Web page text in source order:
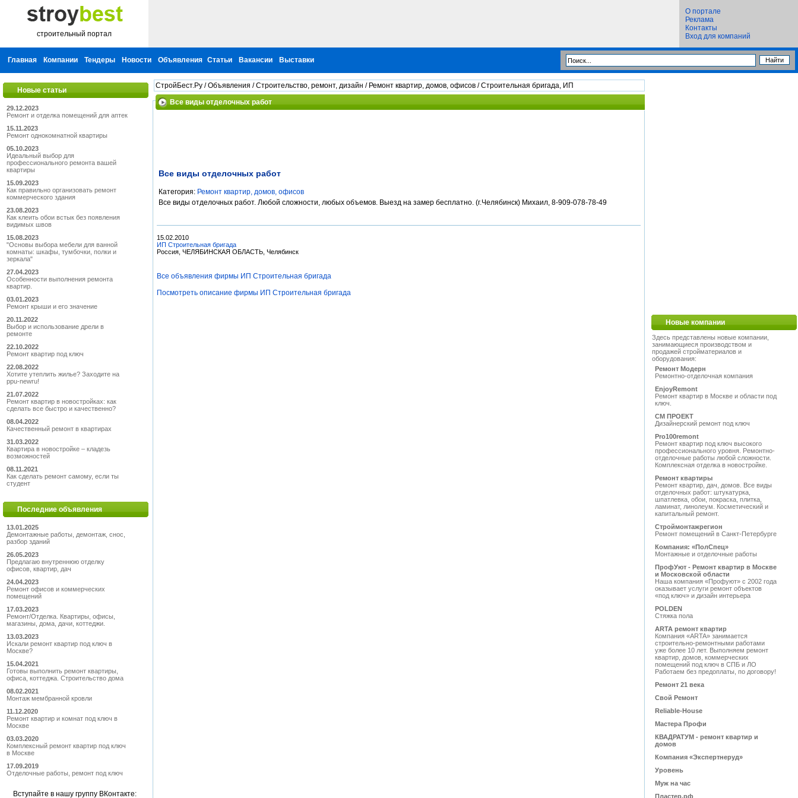
строительный портал
О портале
Реклама
Контакты
Вход для компаний
Главная Компании Тендеры Новости Объявления Статьи Вакансии Выставки
Новые статьи
29.12.2023
Ремонт и отделка помещений для аптек
15.11.2023
Ремонт однокомнатной квартиры
05.10.2023
Идеальный выбор для
профессионального ремонта вашей
квартиры
15.09.2023
Как правильно организовать ремонт
коммерческого здания
23.08.2023
Как клеить обои встык без появления
видимых швов
15.08.2023
"Основы выбора мебели для ванной
комнаты: шкафы, тумбочки, полки и
зеркала"
27.04.2023
Особенности выполнения ремонта
квартир.
03.01.2023
Ремонт крыши и его значение
20.11.2022
Выбор и использование дрели в
ремонте
22.10.2022
Ремонт квартир под ключ
22.08.2022
Хотите утеплить жилье? Заходите на
ppu-newru!
21.07.2022
Ремонт квартир в новостройках: как
сделать все быстро и качественно?
08.04.2022
Качественный ремонт в квартирах
31.03.2022
Квартира в новостройке – кладезь
возможностей
08.11.2021
Как сделать ремонт самому, если ты
студент
Последние объявления
13.01.2025
Демонтажные работы, демонтаж, снос,
разбор зданий
26.05.2023
Предлагаю внутреннюю отделку
офисов, квартир, дач
24.04.2023
Ремонт офисов и коммерческих
помещений
17.03.2023
Ремонт/Отделка. Квартиры, офисы,
магазины, дома, дачи, коттеджи.
13.03.2023
Искали ремонт квартир под ключ в
Москве?
15.04.2021
Готовы выполнить ремонт квартиры,
офиса, коттеджа. Строительство дома
08.02.2021
Монтаж мембранной кровли
11.12.2020
Ремонт квартир и комнат под ключ в
Москве
03.03.2020
Комплексный ремонт квартир под ключ
в Москве
17.09.2019
Отделочные работы, ремонт под ключ
Вступайте в нашу группу ВКонтакте:
СтройБест.Ру /Объявления /Строительство, ремонт, дизайн / Ремонт квартир, домов, офисов / Строительная бригада, ИП
Все виды отделочных работ
Все виды отделочных работ
Категория: Ремонт квартир, домов, офисов
Все виды отделочных работ. Любой сложности, любых объемов. Выезд на замер бесплатно. (г.Челябинск) Михаил, 8-909-078-78-49
15.02.2010
ИП Строительная бригада
Россия, ЧЕЛЯБИНСКАЯ ОБЛАСТЬ, Челябинск
Все объявления фирмы ИП Строительная бригада
Посмотреть описание фирмы ИП Строительная бригада
Новые компании
Здесь представлены новые компании,
занимающиеся производством и
продажей стройматериалов и
оборудования:
Ремонт Модерн
Ремонтно-отделочная компания
EnjoyRemont
Ремонт квартир в Москве и области под
ключ.
СМ ПРОЕКТ
Дизайнерский ремонт под ключ
Pro100remont
Ремонт квартир под ключ высокого
профессионального уровня. Ремонтно-
отделочные работы любой сложности.
Комплексная отделка в новостройке.
Ремонт квартиры
Ремонт квартир, дач, домов. Все виды
отделочных работ: штукатурка,
шпатлевка, обои, покраска, плитка,
ламинат, линолеум. Косметический и
капитальный ремонт.
Строймонтажрегион
Ремонт помещений в Санкт-Петербурге
Компания: «ПолСпец»
Монтажные и отделочные работы
ПрофУют - Ремонт квартир в Москве
и Московской области
Наша компания «Профуют» с 2002 года
оказывает услуги ремонт объектов
«под ключ» и дизайн интерьера
POLDEN
Стяжка пола
ARTA ремонт квартир
Компания «ARTA» занимается
строительно-ремонтными работами
уже более 10 лет. Выполняем ремонт
квартир, домов, коммерческих
помещений под ключ в СПБ и ЛО
Работаем без предоплаты, по договору!
Ремонт 21 века
Свой Ремонт
Reliable-House
Мастера Профи
КВАДРАТУМ - ремонт квартир и
домов
Компания «Экспертнеруд»
Уровень
Муж на час
Пластер.рф